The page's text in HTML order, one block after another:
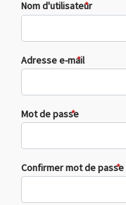
Nom d'utilisateur
*
Adresse e-mail
*
Mot de passe
*
Confirmer mot de passe
*